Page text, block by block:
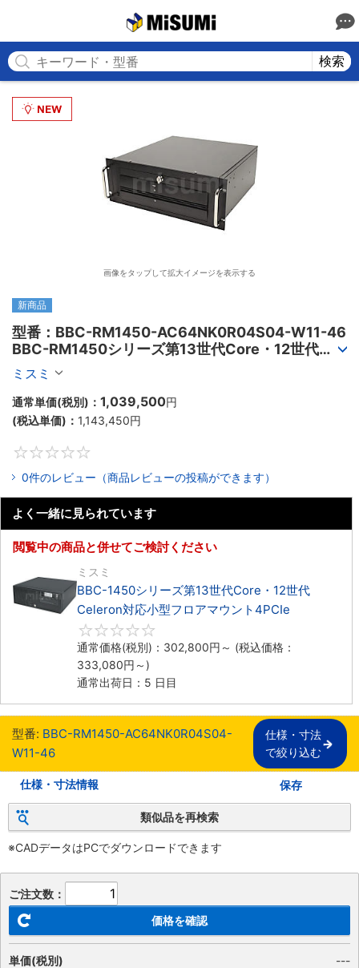
検索
画像をタップして拡大イメージを表示する
新商品
型番：BBC-RM1450-AC64NK0R04S04-W11-46
BBC-RM1450シリーズ第13世代Core・12世代
Celeron対応ラックマウント4PCIe
ミスミ
通常単価(税別)： 1,039,500円
(税込単価)： 1,143,450円
0件のレビュー（商品レビューの投稿ができます）
よく一緒に見られています
閲覧中の商品と併せてご検討ください
ミスミ
BBC-1450シリーズ第13世代Core・12世代
Celeron対応小型フロアマウント4PCIe
通常価格(税別)： 302,800円 ～ (税込価格：
333,080円 ～)
通常出荷日：5 日目
型番: BBC-RM1450-AC64NK0R04S04-
W11-46
仕様・寸法
で絞り込む
仕様・寸法情報 保存
類似品を再検索
※CADデータはPCでダウンロードできます
ご注文数：
価格を確認
単価(税別) ---